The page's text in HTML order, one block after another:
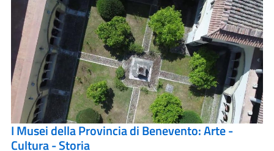
I Musei della Provincia di Benevento: Arte -
Cultura - Storia